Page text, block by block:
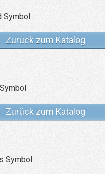
Zurück zum Katalog
Zurück zum Katalog